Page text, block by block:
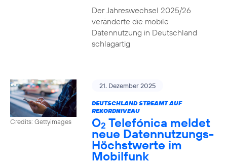
Der Jahreswechsel 2025/26
veränderte die mobile
Datennutzung in Deutschland
schlagartig
Credits: Gettyimages
21. Dezember 2025
DEUTSCHLAND STREAMT AUF
REKORDNIVEAU
O2 Telefónica meldet
neue Datennutzungs-
Höchstwerte im
Mobilfunk